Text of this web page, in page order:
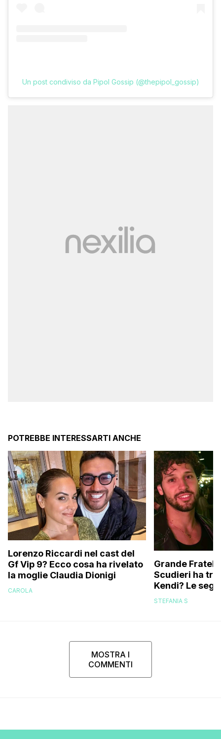
Un post condiviso da Pipol Gossip (@thepipol_gossip)
POTREBBE INTERESSARTI ANCHE
Lorenzo Riccardi nel cast del
Gf Vip 9? Ecco cosa ha rivelato
la moglie Claudia Dionigi
CAROLA
Grande
Scudieri ha
Kendi? Le
replica dell’ex
STEFANIA S
MOSTRA I
COMMENTI